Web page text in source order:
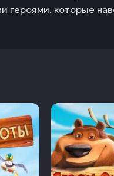
которые